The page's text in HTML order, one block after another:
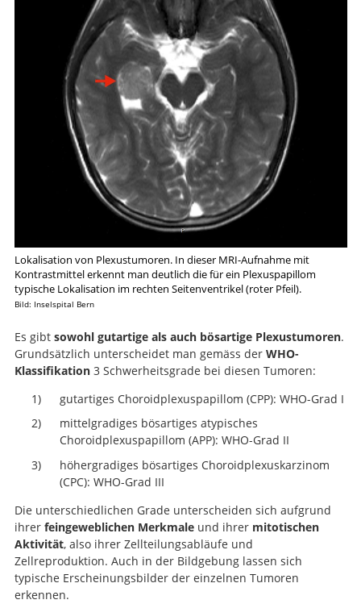
Lokalisation von Plexustumoren. In dieser MRI-Aufnahme mit
Kontrastmittel erkennt man deutlich die für ein Plexuspapillom
typische Lokalisation im rechten Seitenventrikel (roter Pfeil).
Bild: Inselspital Bern
Es gibt sowohl gutartige als auch bösartige Plexustumoren.
Grundsätzlich unterscheidet man gemäss der WHO-
Klassifikation3 Schwerheitsgrade bei diesen Tumoren:
gutartiges Choroidplexuspapillom (CPP): WHO-Grad I
mittelgradiges bösartiges atypisches
Choroidplexuspapillom (APP): WHO-Grad II
höhergradiges bösartiges Choroidplexuskarzinom
(CPC): WHO-Grad III
Die unterschiedlichen Grade unterscheiden sich aufgrund
ihrer feingeweblichen Merkmaleund ihrer mitotischen
Aktivität, also ihrer Zellteilungsabläufe und
Zellreproduktion. Auch in der Bildgebung lassen sich
typische Erscheinungsbilder der einzelnen Tumoren
erkennen.